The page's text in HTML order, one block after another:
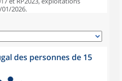
2026.
des personnes de 15